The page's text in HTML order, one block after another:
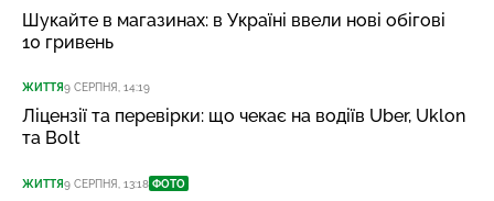
Шукайте в магазинах: в Україні ввели нові обігові
10 гривень
ЖИТТЯ9 СЕРПНЯ, 14:19
Ліцензії та перевірки: що чекає на водіїв Uber, Uklon
та Bolt
ЖИТТЯ9 СЕРПНЯ, 13:18 ФОТО